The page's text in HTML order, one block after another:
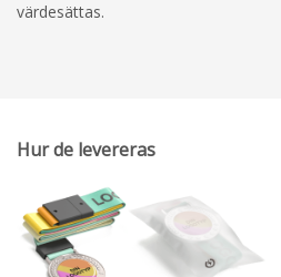
värdesättas.
Hur de levereras